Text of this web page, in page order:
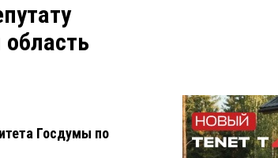
Госдумы по